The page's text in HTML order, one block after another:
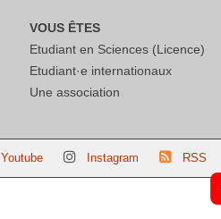
VOUS ÊTES
Etudiant en Sciences (Licence)
Etudiant·e internationaux
Une association
Youtube Instagram RSS